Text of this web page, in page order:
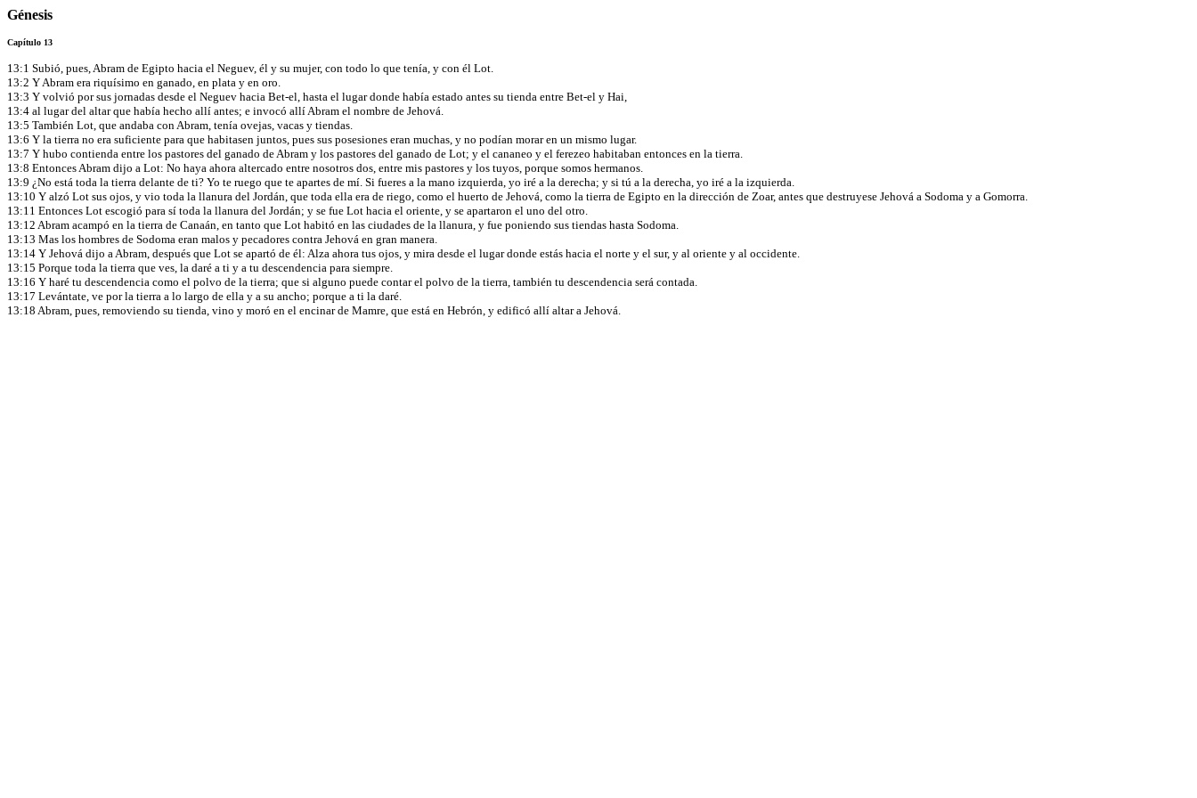
Génesis
Capítulo 13
13:1 Subió, pues, Abram de Egipto hacia el Neguev, él y su mujer, con todo lo que tenía, y con él Lot.
13:2 Y Abram era riquísimo en ganado, en plata y en oro.
13:3 Y volvió por sus jornadas desde el Neguev hacia Bet-el, hasta el lugar donde había estado antes su tienda entre Bet-el y Hai,
13:4 al lugar del altar que había hecho allí antes; e invocó allí Abram el nombre de Jehová.
13:5 También Lot, que andaba con Abram, tenía ovejas, vacas y tiendas.
13:6 Y la tierra no era suficiente para que habitasen juntos, pues sus posesiones eran muchas, y no podían morar en un mismo lugar.
13:7 Y hubo contienda entre los pastores del ganado de Abram y los pastores del ganado de Lot; y el cananeo y el ferezeo habitaban entonces en la tierra.
13:8 Entonces Abram dijo a Lot: No haya ahora altercado entre nosotros dos, entre mis pastores y los tuyos, porque somos hermanos.
13:9 ¿No está toda la tierra delante de ti? Yo te ruego que te apartes de mí. Si fueres a la mano izquierda, yo iré a la derecha; y si tú a la derecha, yo iré a la izquierda.
13:10 Y alzó Lot sus ojos, y vio toda la llanura del Jordán, que toda ella era de riego, como el huerto de Jehová, como la tierra de Egipto en la dirección de Zoar, antes que destruyese Jehová a Sodoma y a Gomorra.
13:11 Entonces Lot escogió para sí toda la llanura del Jordán; y se fue Lot hacia el oriente, y se apartaron el uno del otro.
13:12 Abram acampó en la tierra de Canaán, en tanto que Lot habitó en las ciudades de la llanura, y fue poniendo sus tiendas hasta Sodoma.
13:13 Mas los hombres de Sodoma eran malos y pecadores contra Jehová en gran manera.
13:14 Y Jehová dijo a Abram, después que Lot se apartó de él: Alza ahora tus ojos, y mira desde el lugar donde estás hacia el norte y el sur, y al oriente y al occidente.
13:15 Porque toda la tierra que ves, la daré a ti y a tu descendencia para siempre.
13:16 Y haré tu descendencia como el polvo de la tierra; que si alguno puede contar el polvo de la tierra, también tu descendencia será contada.
13:17 Levántate, ve por la tierra a lo largo de ella y a su ancho; porque a ti la daré.
13:18 Abram, pues, removiendo su tienda, vino y moró en el encinar de Mamre, que está en Hebrón, y edificó allí altar a Jehová.